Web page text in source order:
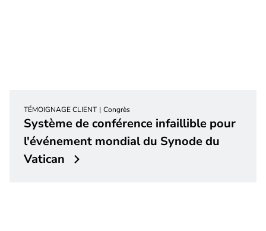
TÉMOIGNAGE CLIENT Congrès
Système de conférence infaillible pour
l'événement mondial du Synode du
Vatican